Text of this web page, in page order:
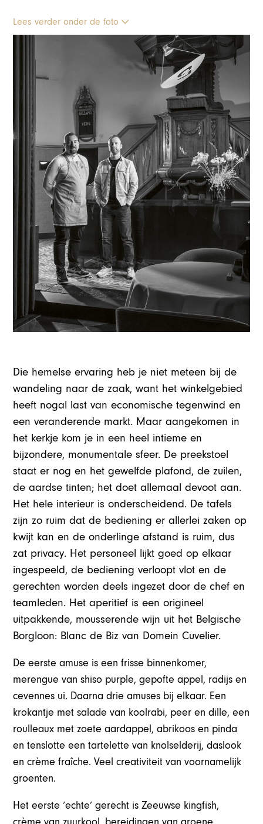
Lees verder onder de foto
Die hemelse ervaring heb je niet meteen bij de
wandeling naar de zaak, want het winkelgebied
heeft nogal last van economische tegenwind en
een veranderende markt. Maar aangekomen in
het kerkje kom je in een heel intieme en
bijzondere, monumentale sfeer. De preekstoel
staat er nog en het gewelfde plafond, de zuilen,
de aardse tinten; het doet allemaal devoot aan.
Het hele interieur is onderscheidend. De tafels
zijn zo ruim dat de bediening er allerlei zaken op
kwijt kan en de onderlinge afstand is ruim, dus
zat privacy. Het personeel lijkt goed op elkaar
ingespeeld, de bediening verloopt vlot en de
gerechten worden deels ingezet door de chef en
teamleden. Het aperitief is een origineel
uitpakkende, mousserende wijn uit het Belgische
Borgloon: Blanc de Biz van Domein Cuvelier.
De eerste amuse is een frisse binnenkomer,
merengue van shiso purple, gepofte appel, radijs en
cevennes ui. Daarna drie amuses bij elkaar. Een
krokantje met salade van koolrabi, peer en dille, een
roulleaux met zoete aardappel, abrikoos en pinda
en tenslotte een tartelette van knolselderij, daslook
en crème fraîche. Veel creativiteit van voornamelijk
groenten.
Het eerste ‘echte’ gerecht is Zeeuwse kingfish,